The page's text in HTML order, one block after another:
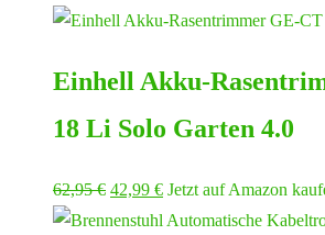
Einhell Akku-
18 Li Solo Garten 4.0
62,95€ Ursprünglicher
Preis
42,99 €Aktueller
Preis
Jetzt auf Amazon